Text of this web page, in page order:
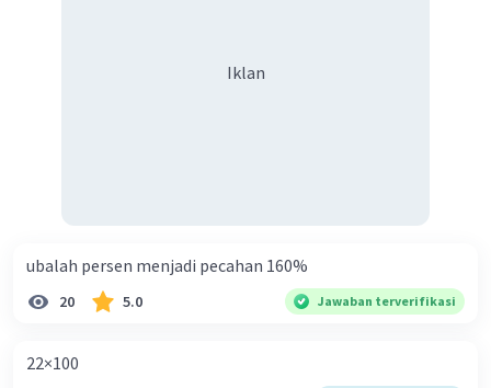
Iklan
ubalah persen menjadi pecahan 160%
20 5.0 Jawaban terverifikasi
22×100